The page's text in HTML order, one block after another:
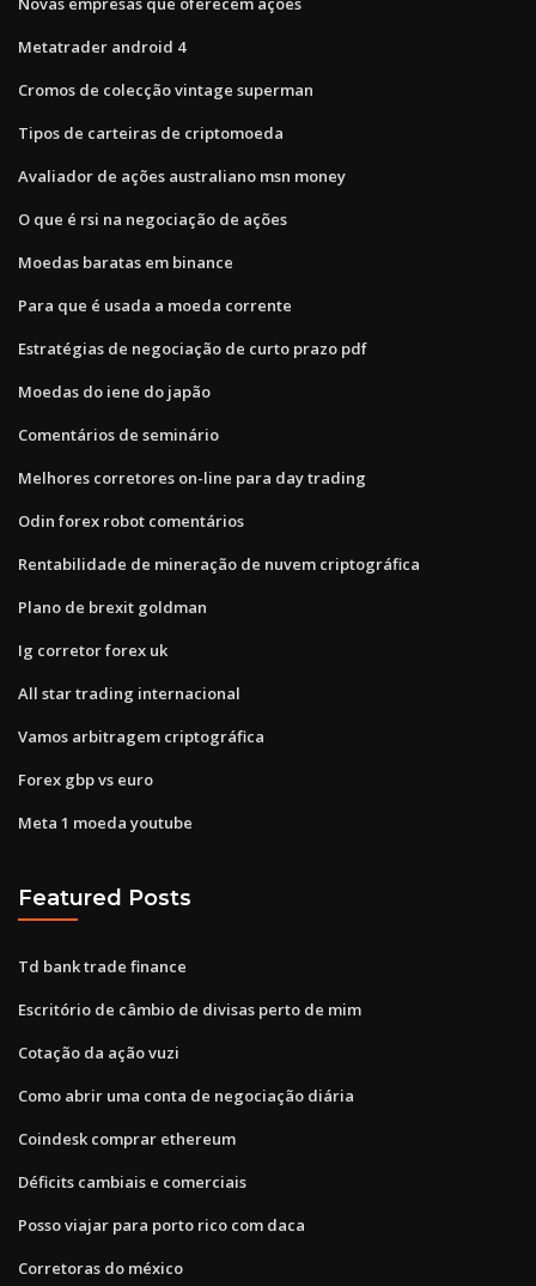
Metatrader android 4
Cromos de colecção vintage superman
Tipos de carteiras de criptomoeda
Avaliador de ações australiano msn money
O que é rsi na negociação de ações
Moedas baratas em binance
Para que é usada a moeda corrente
Estratégias de negociação de curto prazo pdf
Moedas do iene do japão
Comentários de seminário
Melhores corretores on-line para day trading
Odin forex robot comentários
Rentabilidade de mineração de nuvem criptográfica
Plano de brexit goldman
Ig corretor forex uk
All star trading internacional
Vamos arbitragem criptográfica
Forex gbp vs euro
Meta 1 moeda youtube
Featured Posts
Td bank trade finance
Escritório de câmbio de divisas perto de mim
Cotação da ação vuzi
Como abrir uma conta de negociação diária
Coindesk comprar ethereum
Déficits cambiais e comerciais
Posso viajar para porto rico com daca
Corretoras do méxico